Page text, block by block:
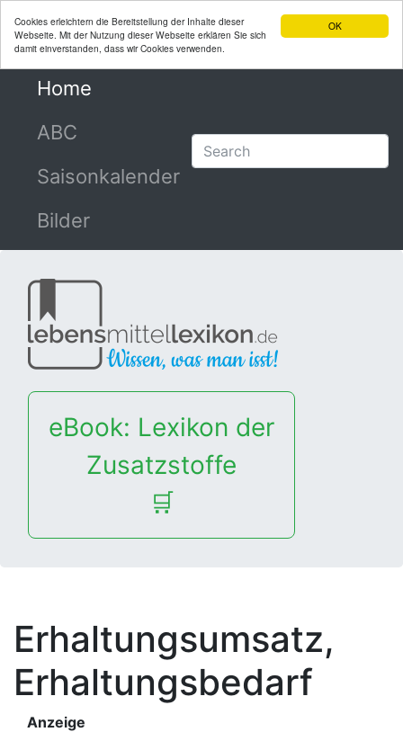
OK
Cookies erleichtern die Bereitstellung der Inhalte dieser
Webseite. Mit der Nutzung dieser Webseite erklären Sie sich
damit einverstanden, dass wir Cookies verwenden.
Home
ABC
Saisonkalender
Bilder
eBook: Lexikon der
Zusatzstoffe
🛒
Erhaltungsumsatz,
Erhaltungsbedarf
Anzeige